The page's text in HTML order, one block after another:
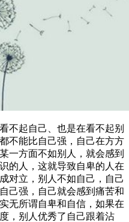
不起自己、也是在看不起别
不能比自己强，自己在方方
一方面不如别人，就会感到
的人，这就导致自卑的人在
对立，别人不如自己，自己
己强，自己就会感到痛苦和
无所谓自卑和自信，如果在
，别人优秀了自己跟着沾